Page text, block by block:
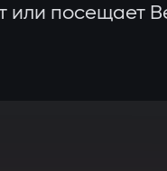
или посещает